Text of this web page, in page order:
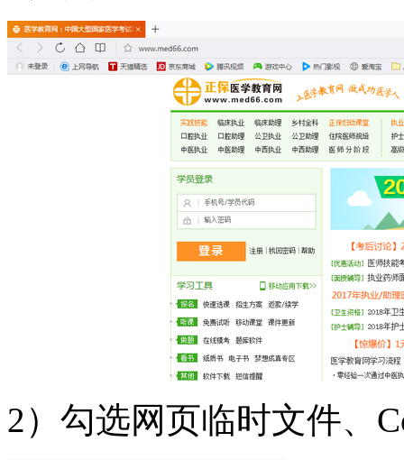
2）勾选网页临时文件、